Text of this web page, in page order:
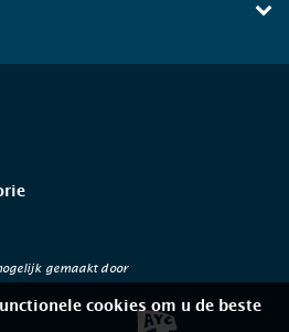
gemaakt door
cookies om u de beste